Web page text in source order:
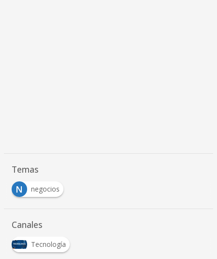
Temas
N
negocios
Canales
Tecnología